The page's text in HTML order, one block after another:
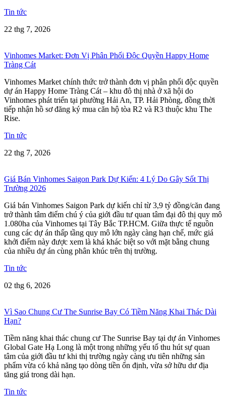
Tin tức
22 thg 7, 2026
Vinhomes Market: Đơn Vị Phân Phối Độc Quyền Happy Home
Tràng Cát
Vinhomes Market chính thức trở thành đơn vị phân phối độc quyền
dự án Happy Home Tràng Cát – khu đô thị nhà ở xã hội do
Vinhomes phát triển tại phường Hải An, TP. Hải Phòng, đồng thời
tiếp nhận hồ sơ đăng ký mua căn hộ tòa R2 và R3 thuộc khu The
Rise.
Tin tức
22 thg 7, 2026
Giá Bán Vinhomes Saigon Park Dự Kiến: 4 Lý Do Gây Sốt Thị
Trường 2026
Giá bán Vinhomes Saigon Park dự kiến chỉ từ 3,9 tỷ đồng/căn đang
trở thành tâm điểm chú ý của giới đầu tư quan tâm đại đô thị quy mô
1.080ha của Vinhomes tại Tây Bắc TP.HCM. Giữa thực tế nguồn
cung các dự án thấp tầng quy mô lớn ngày càng hạn chế, mức giá
khởi điểm này được xem là khá khác biệt so với mặt bằng chung
của nhiều dự án cùng phân khúc trên thị trường.
Tin tức
02 thg 6, 2026
Vì Sao Chung Cư The Sunrise Bay Có Tiềm Năng Khai Thác Dài
Hạn?
Tiềm năng khai thác chung cư The Sunrise Bay tại dự án Vinhomes
Global Gate Hạ Long là một trong những yếu tố thu hút sự quan
tâm của giới đầu tư khi thị trường ngày càng ưu tiên những sản
phẩm vừa có khả năng tạo dòng tiền ổn định, vừa sở hữu dư địa
tăng giá trong dài hạn.
Tin tức